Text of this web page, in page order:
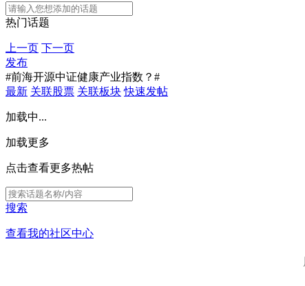
热门话题
上一页 下一页
发布
#前海开源中证健康产业指数？#
最新 关联股票 关联板块 快速发帖
加载中...
加载更多
点击查看更多热帖
搜索
查看我的社区中心